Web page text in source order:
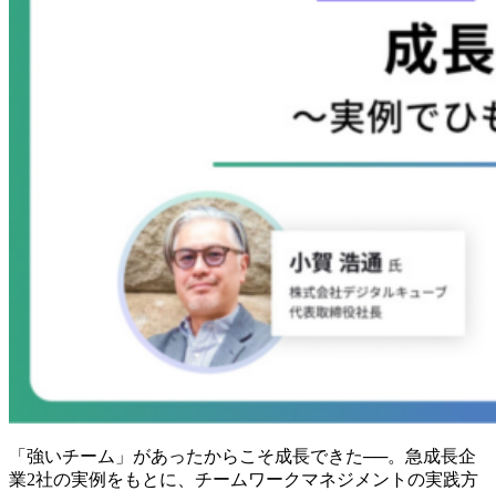
「強いチーム」があったからこそ成長できた──。急成長企
業2社の実例をもとに、チームワークマネジメントの実践方